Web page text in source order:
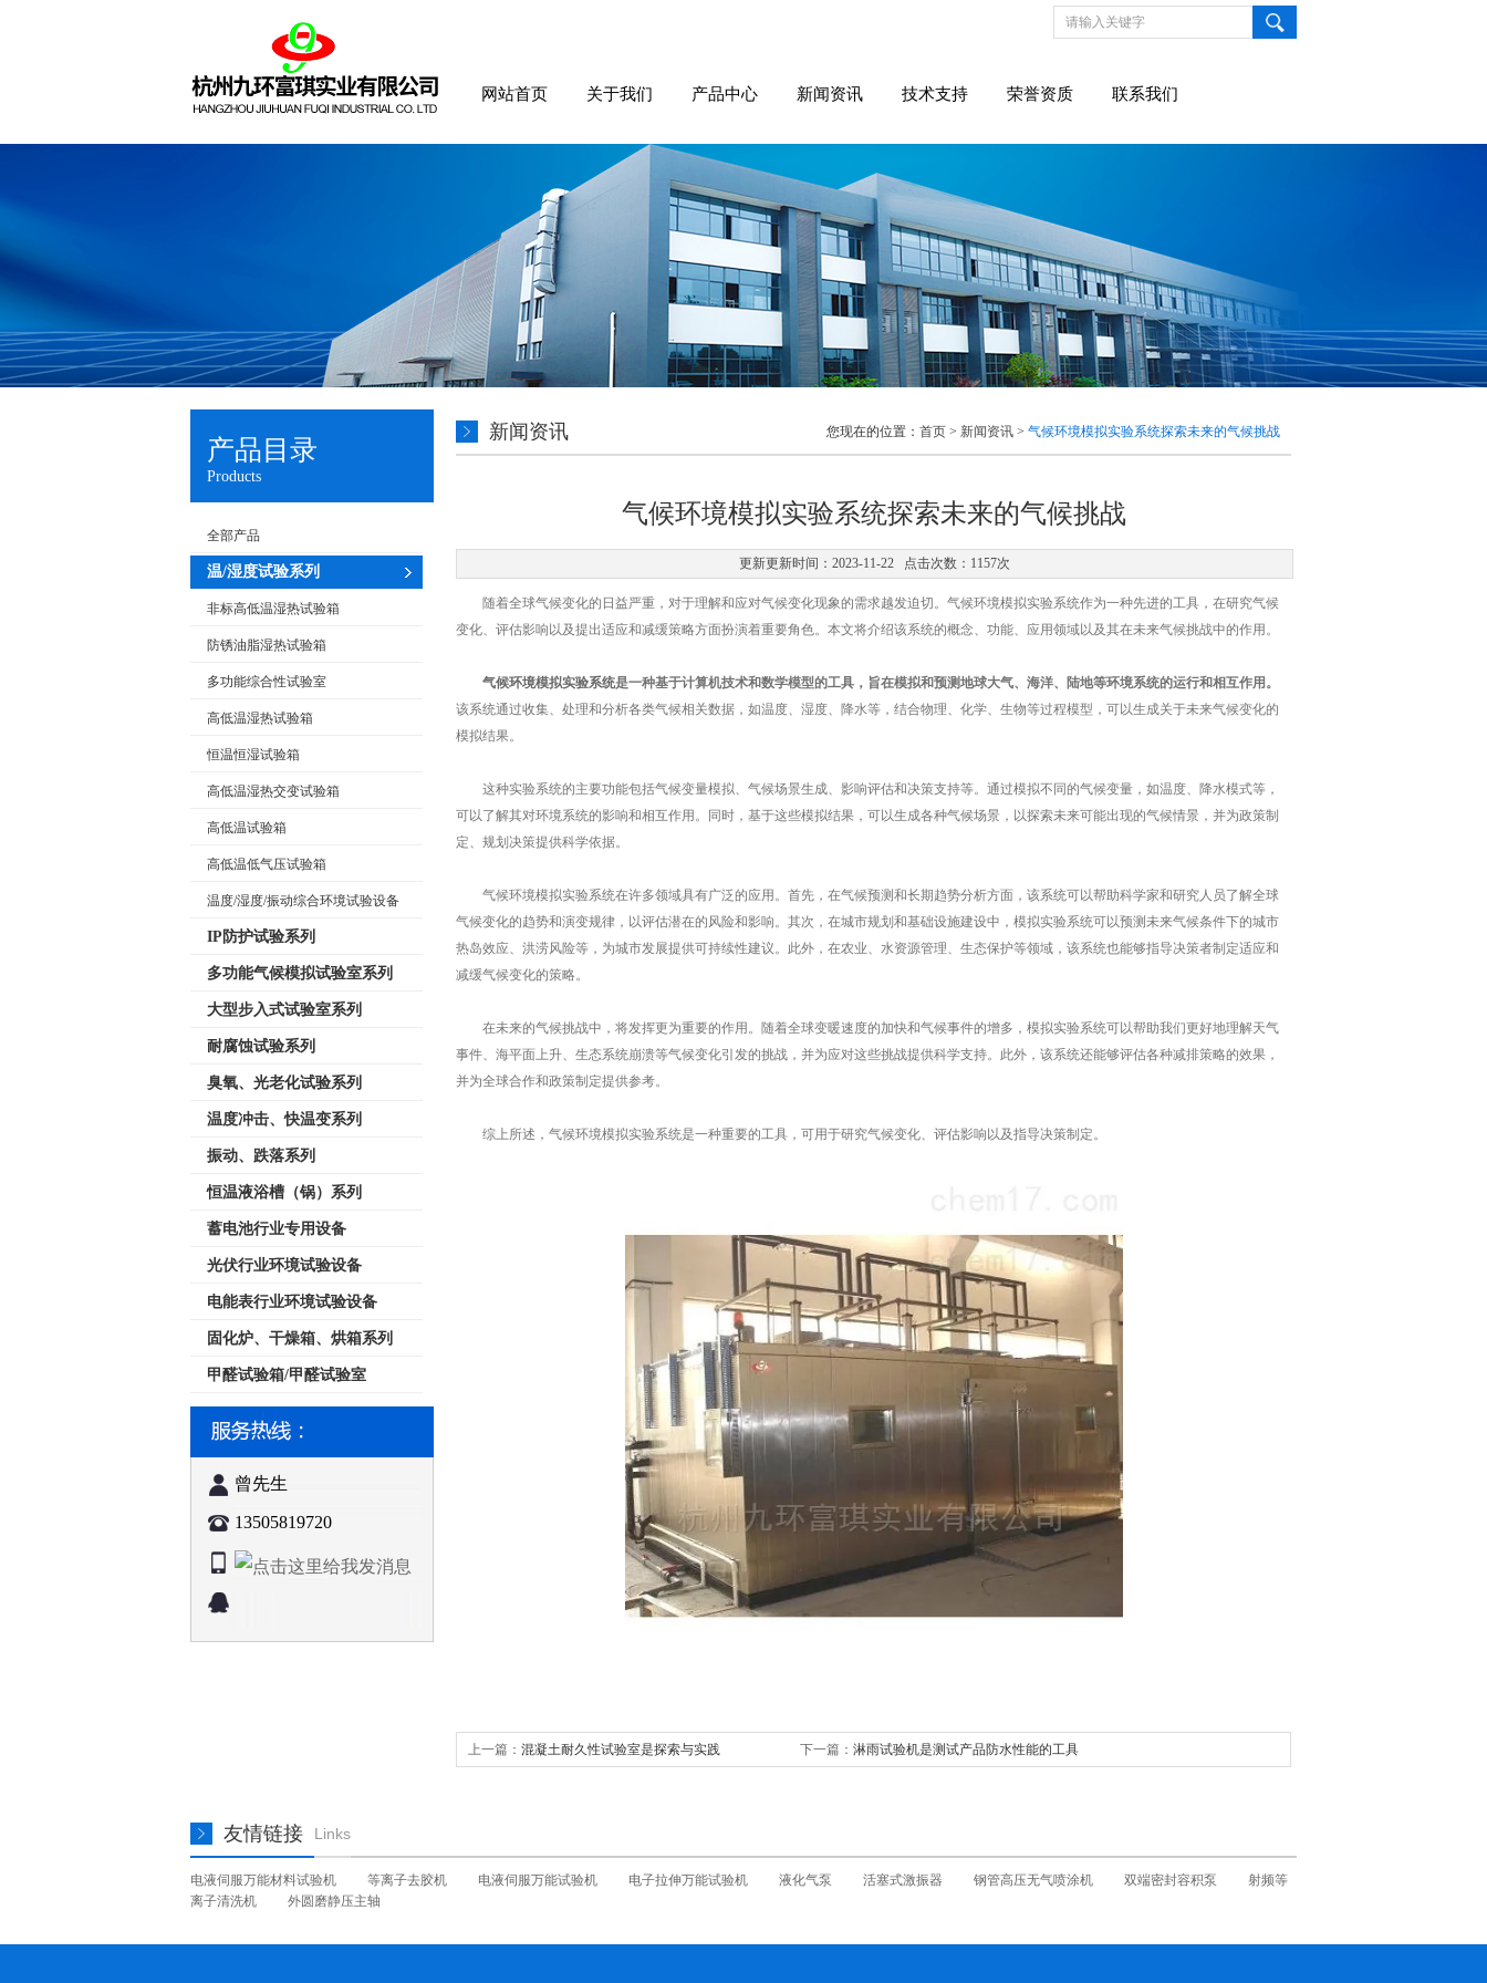
网站首页 关于我们 产品中心 新闻资讯 技术支持 荣誉资质 联系我们
产品目录
Products
全部产品
温/湿度试验系列
非标高低温湿热试验箱
防锈油脂湿热试验箱
多功能综合性试验室
高低温湿热试验箱
恒温恒湿试验箱
高低温湿热交变试验箱
高低温试验箱
高低温低气压试验箱
温度/湿度/振动综合环境试验设备
IP防护试验系列
多功能气候模拟试验室系列
大型步入式试验室系列
耐腐蚀试验系列
臭氧、光老化试验系列
温度冲击、快温变系列
振动、跌落系列
恒温液浴槽（锅）系列
蓄电池行业专用设备
光伏行业环境试验设备
电能表行业环境试验设备
固化炉、干燥箱、烘箱系列
甲醛试验箱/甲醛试验室
曾先生
13505819720
新闻资讯 您现在的位置： 首页 > 新闻资讯 > 气候环境模拟实验系统探索未来的气候挑战
气候环境模拟实验系统探索未来的气候挑战
更新更新时间：2023-11-22 点击次数：1157次
随着全球气候变化的日益严重，对于理解和应对气候变化现象的需求越发迫切。气候环境模拟实验系统作为一种先进的工具，在研究气候
变化、评估影响以及提出适应和减缓策略方面扮演着重要角色。本文将介绍该系统的概念、功能、应用领域以及其在未来气候挑战中的作用。
气候环境模拟实验系统是一种基于计算机技术和数学模型的工具，旨在模拟和预测地球大气、海洋、陆地等环境系统的运行和相互作用。
该系统通过收集、处理和分析各类气候相关数据，如温度、湿度、降水等，结合物理、化学、生物等过程模型，可以生成关于未来气候变化的
模拟结果。
这种实验系统的主要功能包括气候变量模拟、气候场景生成、影响评估和决策支持等。通过模拟不同的气候变量，如温度、降水模式等，
可以了解其对环境系统的影响和相互作用。同时，基于这些模拟结果，可以生成各种气候场景，以探索未来可能出现的气候情景，并为政策制
定、规划决策提供科学依据。
气候环境模拟实验系统在许多领域具有广泛的应用。首先，在气候预测和长期趋势分析方面，该系统可以帮助科学家和研究人员了解全球
气候变化的趋势和演变规律，以评估潜在的风险和影响。其次，在城市规划和基础设施建设中，模拟实验系统可以预测未来气候条件下的城市
热岛效应、洪涝风险等，为城市发展提供可持续性建议。此外，在农业、水资源管理、生态保护等领域，该系统也能够指导决策者制定适应和
减缓气候变化的策略。
在未来的气候挑战中，将发挥更为重要的作用。随着全球变暖速度的加快和气候事件的增多，模拟实验系统可以帮助我们更好地理解天气
事件、海平面上升、生态系统崩溃等气候变化引发的挑战，并为应对这些挑战提供科学支持。此外，该系统还能够评估各种减排策略的效果，
并为全球合作和政策制定提供参考。
综上所述，气候环境模拟实验系统是一种重要的工具，可用于研究气候变化、评估影响以及指导决策制定。
上一篇： 混凝土耐久性试验室是探索与实践 下一篇： 淋雨试验机是测试产品防水性能的工具
友情链接 Links
电液伺服万能材料试验机 等离子去胶机 电液伺服万能试验机 电子拉伸万能试验机 液化气泵 活塞式激振器 钢管高压无气喷涂机 双端密封容积泵
射频等
离子清洗机
外圆磨静压主轴